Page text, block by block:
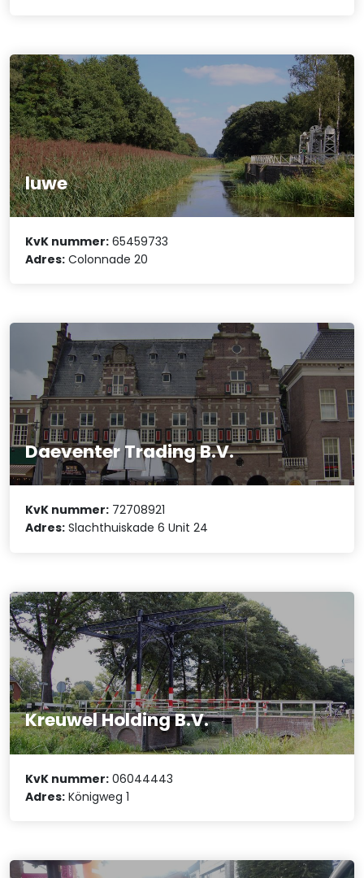
luwe
KvK nummer: 65459733
Adres: Colonnade 20
Daeventer Trading B.V.
KvK nummer: 72708921
Adres: Slachthuiskade 6 Unit 24
Kreuwel Holding B.V.
KvK nummer: 06044443
Adres: Königweg 1